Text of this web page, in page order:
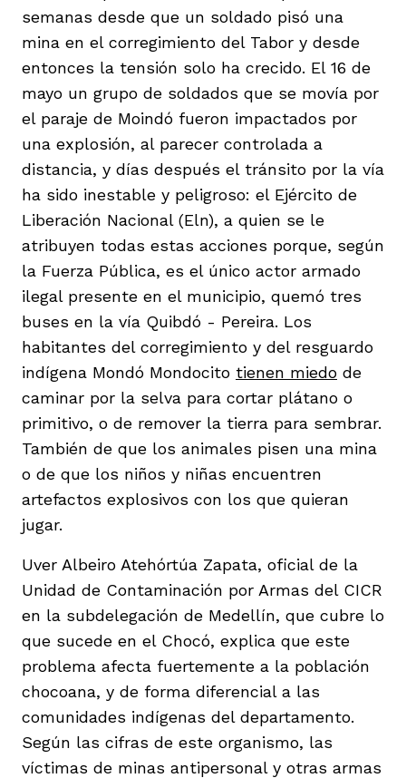
semanas desde que un soldado pisó una
mina en el corregimiento del Tabor y desde
entonces la tensión solo ha crecido. El 16 de
mayo un grupo de soldados que se movía por
el paraje de Moindó fueron impactados por
una explosión, al parecer controlada a
distancia, y días después el tránsito por la vía
ha sido inestable y peligroso: el Ejército de
Liberación Nacional (Eln), a quien se le
atribuyen todas estas acciones porque, según
la Fuerza Pública, es el único actor armado
ilegal presente en el municipio, quemó tres
buses en la vía Quibdó - Pereira. Los
habitantes del corregimiento y del resguardo
indígena Mondó Mondocito tienen miedo de
caminar por la selva para cortar plátano o
primitivo, o de remover la tierra para sembrar.
También de que los animales pisen una mina
o de que los niños y niñas encuentren
artefactos explosivos con los que quieran
jugar.
Uver Albeiro Atehórtúa Zapata, oficial de la
Unidad de Contaminación por Armas del CICR
en la subdelegación de Medellín, que cubre lo
que sucede en el Chocó, explica que este
problema afecta fuertemente a la población
chocoana, y de forma diferencial a las
comunidades indígenas del departamento.
Según las cifras de este organismo, las
víctimas de minas antipersonal y otras armas